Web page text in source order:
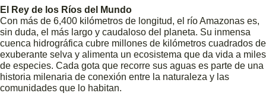
El Rey de los Ríos del Mundo
Con más de 6,400 kilómetros de longitud, el río Amazonas es,
sin duda, el más largo y caudaloso del planeta. Su inmensa
cuenca hidrográfica cubre millones de kilómetros cuadrados de
exuberante selva y alimenta un ecosistema que da vida a miles
de especies. Cada gota que recorre sus aguas es parte de una
historia milenaria de conexión entre la naturaleza y las
comunidades que lo habitan.